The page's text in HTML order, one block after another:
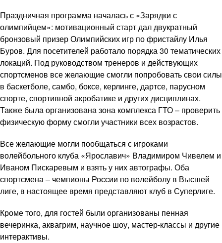
Праздничная программа началась с «Зарядки с
олимпийцем»: мотивационный старт дал двукратный
бронзовый призер Олимпийских игр по фристайлу Илья
Буров. Для посетителей работало порядка 30 тематических
локаций. Под руководством тренеров и действующих
спортсменов все желающие смогли попробовать свои силы
в баскетболе, самбо, боксе, керлинге, дартсе, парусном
спорте, спортивной акробатике и других дисциплинах.
Также была организована зона комплекса ГТО – проверить
физическую форму смогли участники всех возрастов.
Все желающие могли пообщаться с игроками
волейбольного клуба «Ярославич» Владимиром Чивелем и
Иваном Пискаревым и взять у них автографы. Оба
спортсмена – чемпионы России по волейболу в Высшей
лиге, в настоящее время представляют клуб в Суперлиге.
Кроме того, для гостей были организованы пенная
вечеринка, аквагрим, научное шоу, мастер-классы и другие
интерактивы.